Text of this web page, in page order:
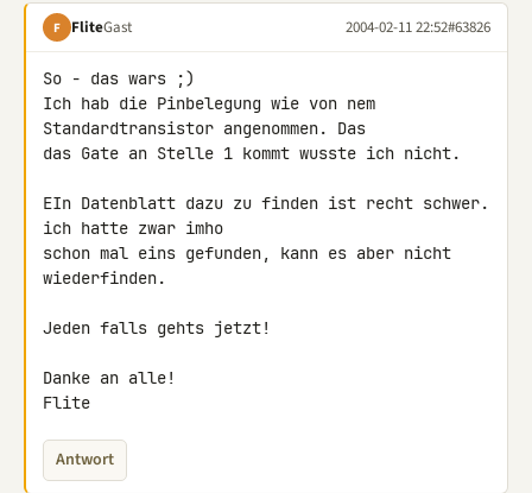
F FliteGast 2004-02-11 22:52#63826
So - das wars ;)
Ich hab die Pinbelegung wie von nem
Standardtransistor angenommen. Das
das Gate an Stelle 1 kommt wusste ich nicht.
EIn Datenblatt dazu zu finden ist recht schwer.
ich hatte zwar imho
schon mal eins gefunden, kann es aber nicht
wiederfinden.
Jeden falls gehts jetzt!
Danke an alle!
Flite
Antwort